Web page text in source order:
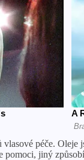
péče. Oleje
jiný